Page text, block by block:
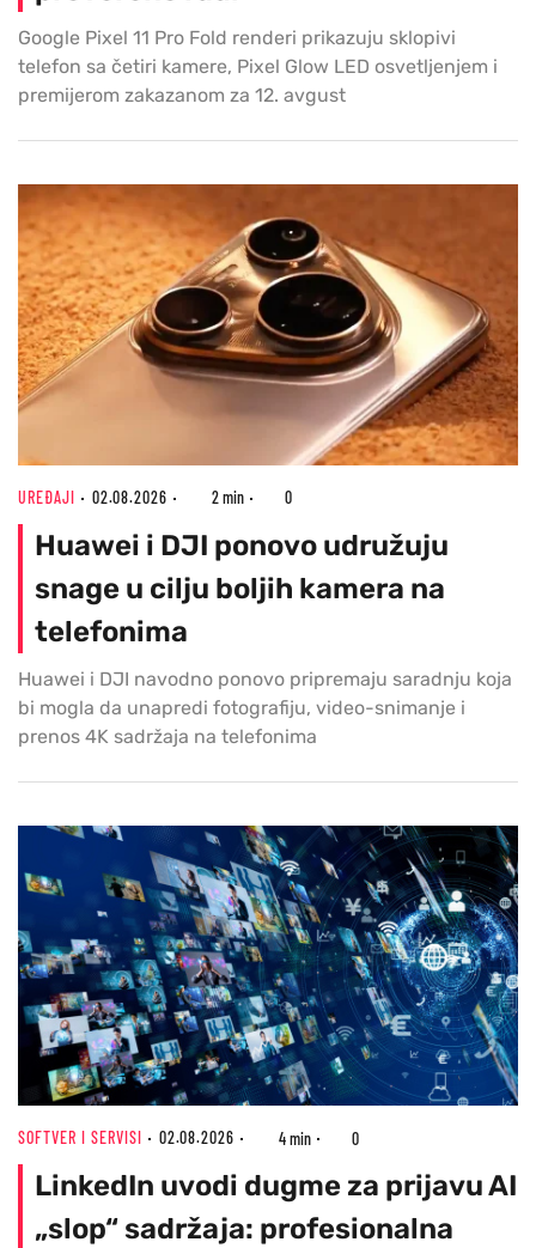
Google Pixel 11 Pro Fold renderi prikazuju sklopivi
telefon sa četiri kamere, Pixel Glow LED osvetljenjem i
premijerom zakazanom za 12. avgust
UREĐAJI 02.08.2026 2 min 0
Huawei i DJI ponovo udružuju
snage u cilju boljih kamera na
telefonima
Huawei i DJI navodno ponovo pripremaju saradnju koja
bi mogla da unapredi fotografiju, video-snimanje i
prenos 4K sadržaja na telefonima
SOFTVER I SERVISI 02.08.2026 4 min 0
LinkedIn uvodi dugme za prijavu AI
„slop“ sadržaja: profesionalna